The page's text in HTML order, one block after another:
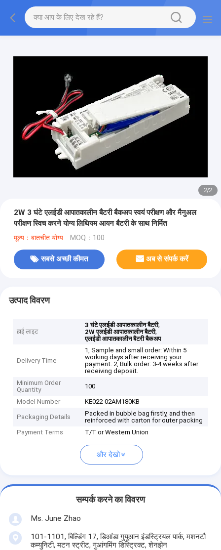
2/2
2W 3 घंटे एलईडी आपातकालीन बैटरी बैकअप स्वयं परीक्षण और मैनुअल
परीक्षण स्विच करने योग्य लिथियम आयन बैटरी के साथ निर्मित
मूल्य：बातचीत योग्य MOQ：100
सबसे अच्छी कीमत अब से संपर्क करें
उत्पाद विवरण
हाई लाइट
3 घंटे एलईडी आपातकालीन बैटरी,
2W एलईडी आपातकालीन बैटरी,
एलईडी आपातकालीन बैटरी बैकअप
Delivery Time
1, Sample and small order: Within 5
working days after receiving your
payment. 2, Bulk order: 3-4 weeks after
receiving deposit.
Minimum Order
Quantity
100
Model Number KE022-02AM180KB
Packaging Details
Packed in bubble bag firstly, and then
reinforced with carton for outer packing
Payment Terms
T/T or Western Union
और देखो
सम्पर्क करने का विवरण
Ms. June Zhao
101-1101, बिल्डिंग 17, डिआंडा गुयुआन इंडस्ट्रियल पार्क, मशनटौ
कम्युनिटी, मटन स्ट्रीट, गुआंगमिंग डिस्ट्रिक्ट, शेनझेन